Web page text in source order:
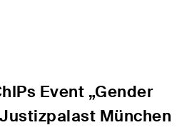
Event „Gender
München